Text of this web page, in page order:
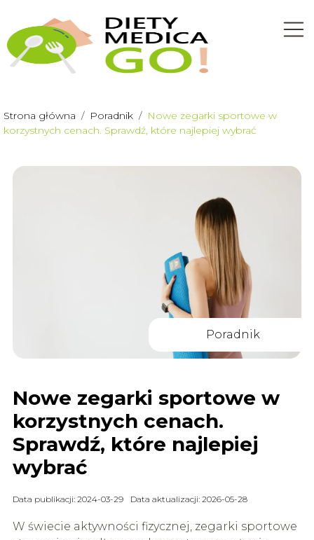
Strona główna / Poradnik / Nowe zegarki sportowe w
korzystnych cenach. Sprawdź, które najlepiej wybrać
Poradnik
Nowe zegarki sportowe w
korzystnych cenach.
Sprawdź, które najlepiej
wybrać
Data publikacji: 2024-03-29 Data aktualizacji: 2026-05-28
W świecie aktywności fizycznej, zegarki sportowe